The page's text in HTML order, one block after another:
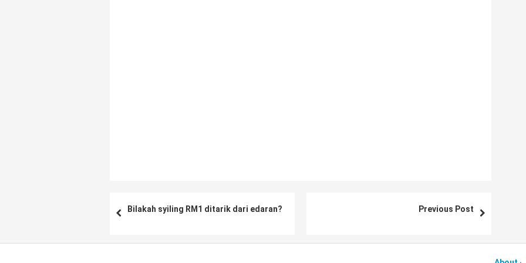
Bilakah syiling RM1 ditarik dari edaran? Previous Post